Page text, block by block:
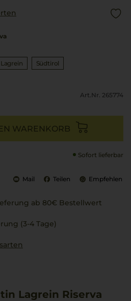
Lagrein Südtirol
Art.Nr. 265774
WARENKORB
Sofort lieferbar
Mail Teilen Empfehlen
ab 80€ Bestellwert
(3-4 Tage)
Lagrein Riserva